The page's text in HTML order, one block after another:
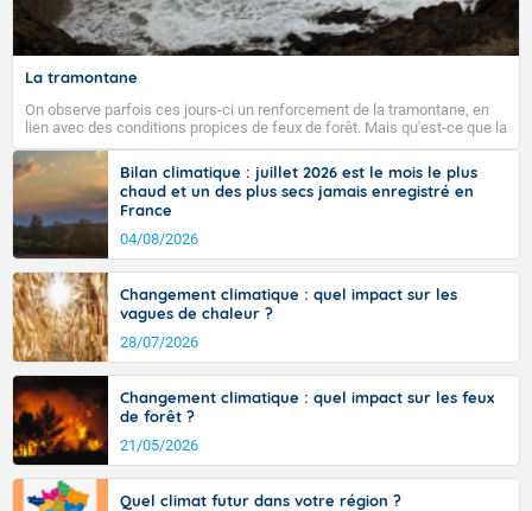
La tramontane
On observe parfois ces jours-ci un renforcement de la tramontane, en
lien avec des conditions propices de feux de forêt. Mais qu'est-ce que la
tramontane ? Quelles sont ses caractéristiques ? La tramontane est un
vent turbulent soufflant de secteur nord-ouest à nord, ou ouest à nord-
ouest, dans un secteur qui part du Roussillon à la vallée de l’Aude et à
l’ouest de l’Hérault. L’étymologie de ce vent vient du latin trasmontanus,
signifiant au-delà des monts, en allusion aux régions montagneuses
d’où provient ce vent.
Bilan climatique : juillet 2026 est le mois le plus
chaud et un des plus secs jamais enregistré en
France
04/08/2026
Changement climatique : quel impact sur les
vagues de chaleur ?
28/07/2026
Changement climatique : quel impact sur les feux
de forêt ?
21/05/2026
Quel climat futur dans votre région ?